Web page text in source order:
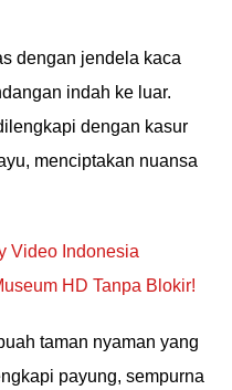
dengan jendela kaca
indah ke luar.
dengan kasur
menciptakan nuansa
Video Indonesia
HD Tanpa Blokir!
taman nyaman yang
payung, sempurna